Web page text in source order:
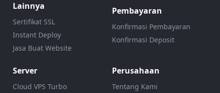
Lainnya
Sertifikat SSL
Instant Deploy
Jasa Buat Website
Pembayaran
Konfirmasi Pembayaran
Konfirmasi Deposit
Server
Cloud VPS Turbo
Perusahaan
Tentang Kami